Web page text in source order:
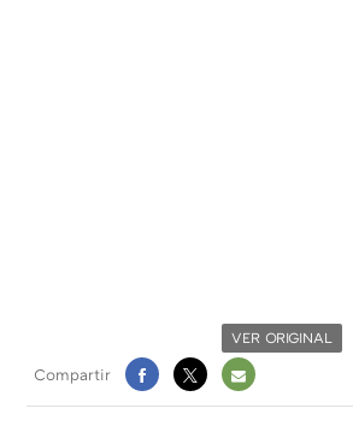
VER ORIGINAL
Compartir
FACEBOOK
X
E-